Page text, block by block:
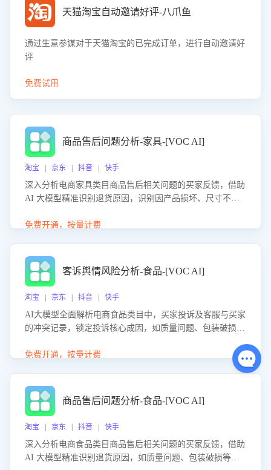
天猫淘宝自动邀请好评-八爪鱼
通过生意参谋对于天猫淘宝的已完成订单，进行自动邀请好
评
免费试用
商品售后问题分析-家具-[VOC AI]
淘宝 | 京东 | 抖音 | 快手
深入分析电商家具类目商品售后相关问题的买家反馈，借助
AI 大模型精准识别退货原因，识别因产品损坏、尺寸不符
力商家优化产品或服务，实现销售额的显著提升。
免费开通，按量计费
客诉舆情风险分析-食品-[VOC AI]
淘宝 | 京东 | 抖音 | 快手
AI大模型全面解析电商食品类目中，买家投诉及客服与买家
的冲突记录，锁定投诉核心成因，如质量问题、包装破损
置差评防控，提升客户满意度。
免费开通，按量计费
商品售后问题分析-食品-[VOC AI]
淘宝 | 京东 | 抖音 | 快手
深入分析电商食品类目商品售后相关问题的买家反馈，借助
AI 大模型精准识别退货原因，如质量问题、包装破损等，